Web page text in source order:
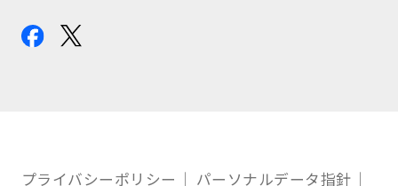
プライバシーポリシー パーソナルデータ指針